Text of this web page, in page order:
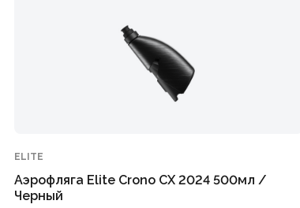
ELITE
Аэрофляга Elite Crono CX 2024 500мл /
Черный